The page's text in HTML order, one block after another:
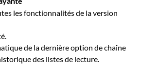
les fonctionnalités de la version
de la dernière option de chaîne
des listes de lecture.